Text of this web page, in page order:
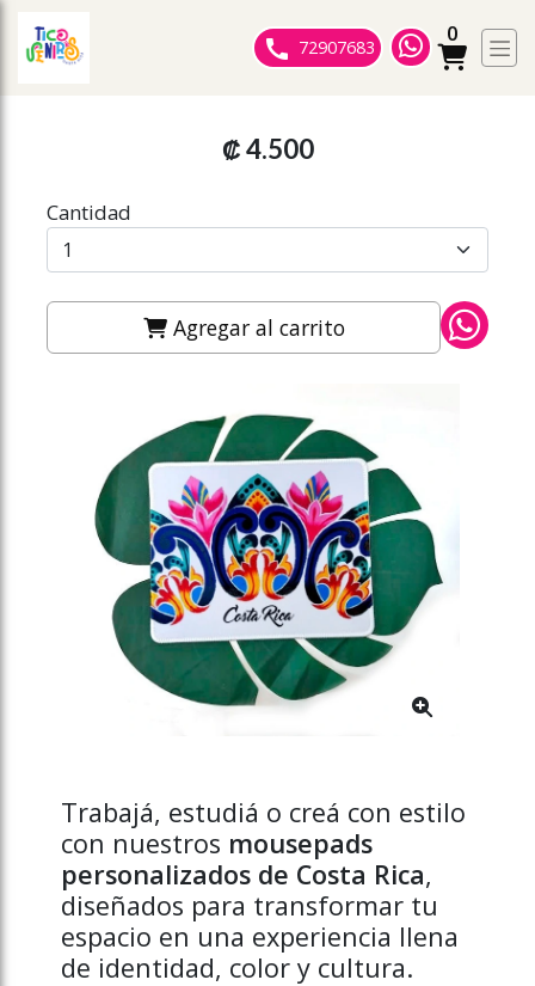
slideout menu. 72907683
0
₡ 4.500
Cantidad
Agregar al carrito
Trabajá, estudiá o creá con estilo
con nuestros mousepads
personalizados de Costa Rica,
diseñados para transformar tu
espacio en una experiencia llena
de identidad, color y cultura.